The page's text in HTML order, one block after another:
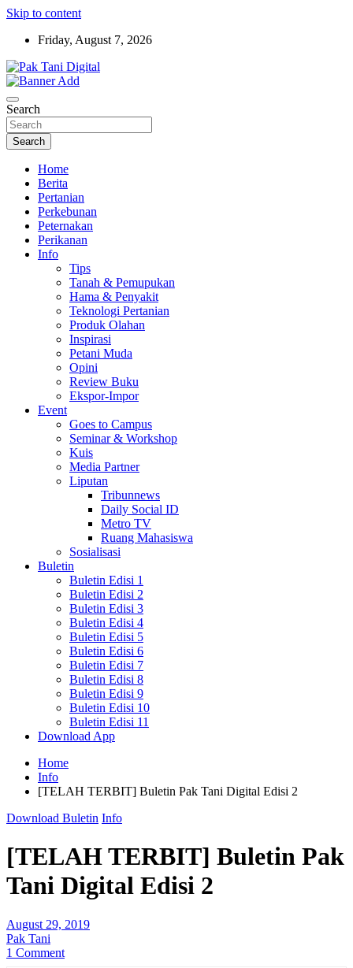
Skip to content
Friday, August 7, 2026
Pak Tani Digital
Search
Search
Home
Berita
Pertanian
Perkebunan
Peternakan
Perikanan
Info
Tips
Tanah & Pemupukan
Hama & Penyakit
Teknologi Pertanian
Produk Olahan
Inspirasi
Petani Muda
Opini
Review Buku
Ekspor-Impor
Event
Goes to Campus
Seminar & Workshop
Kuis
Media Partner
Liputan
Tribunnews
Daily Social ID
Metro TV
Ruang Mahasiswa
Sosialisasi
Buletin
Buletin Edisi 1
Buletin Edisi 2
Buletin Edisi 3
Buletin Edisi 4
Buletin Edisi 5
Buletin Edisi 6
Buletin Edisi 7
Buletin Edisi 8
Buletin Edisi 9
Buletin Edisi 10
Buletin Edisi 11
Download App
Home
Info
[TELAH TERBIT] Buletin Pak Tani Digital Edisi 2
Download Buletin Info
[TELAH TERBIT] Buletin Pak
Tani Digital Edisi 2
August 29, 2019
Pak Tani
1 Comment